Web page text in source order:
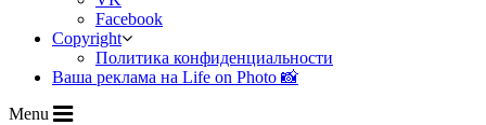
Facebook
Copyright
Политика конфиденциальности
Ваша реклама на Life on Photo 📸
Menu